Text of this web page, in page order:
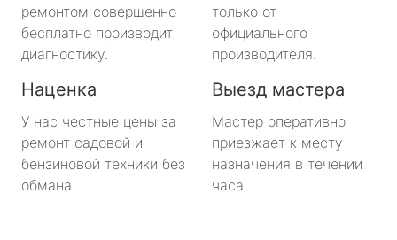
ремонтом совершенно
бесплатно производит
диагностику.
только от
официального
производителя.
Наценка
У нас честные цены за
ремонт садовой и
бензиновой техники без
обмана.
Выезд мастера
Мастер оперативно
приезжает к месту
назначения в течении
часа.